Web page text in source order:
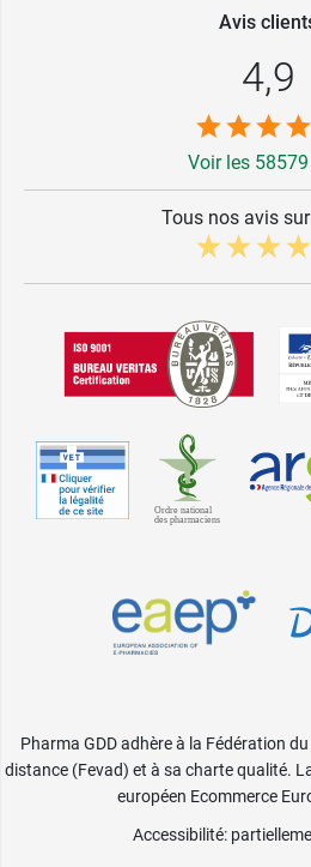
Avis
4,9
Voir les
Tous nos avis
Pharma GDD adhère à la Fédération
distance (Fevad) et à sa charte qualité.
européen Ecommerce
Accessibilité: